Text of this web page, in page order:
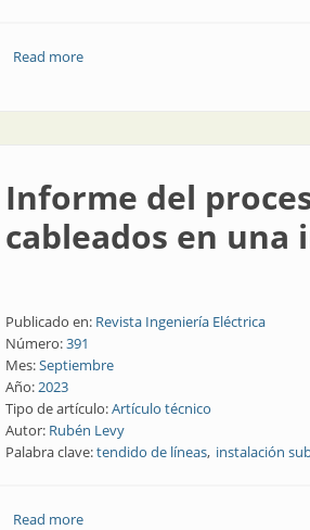
Read moreabout Actualización en seguridad
Informe del
cableados en
Publicado en: Revista Ingeniería Eléctrica
Número:391
Mes:Septiembre
Año:2023
Tipo de artículo:Artículo técnico
Autor: Rubén Levy
Palabra clave:tendido de líneas instalación
Read moreabout Informe del proceso de